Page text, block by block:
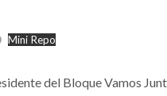
Mini Repo
del Bloque Vamos